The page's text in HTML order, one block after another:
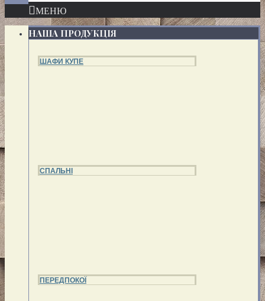
МЕНЮ
НАША ПРОДУКЦІЯ
ШАФИ КУПЕ
СПАЛЬНІ
ПЕРЕДПОКОЇ